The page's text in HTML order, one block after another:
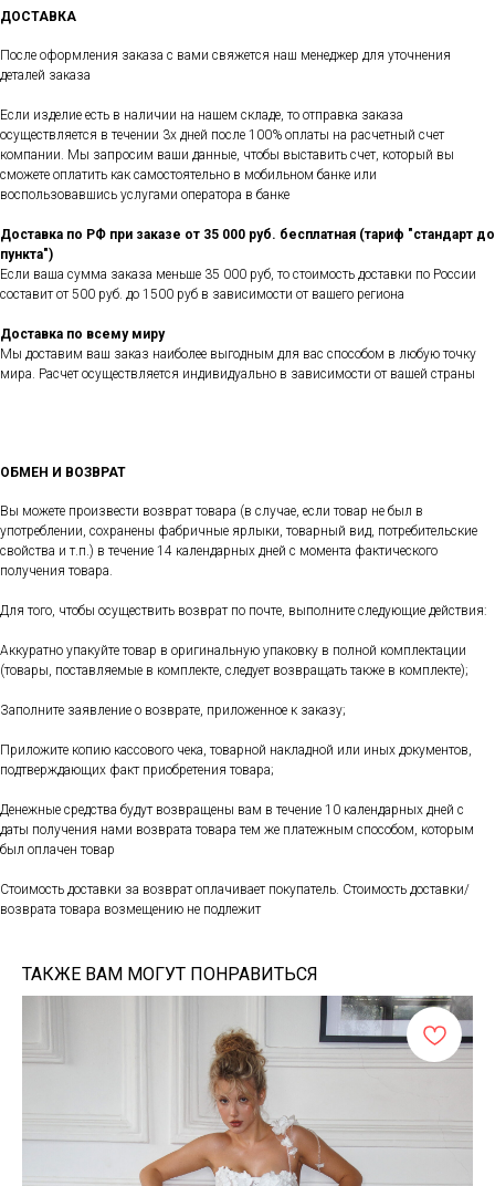
ДОСТАВКА
После оформления заказа с вами свяжется наш менеджер для уточнения
деталей заказа
Если изделие есть в наличии на нашем складе, то отправка заказа
осуществляется в течении 3х дней после 100% оплаты на расчетный счет
компании. Мы запросим ваши данные, чтобы выставить счет, который вы
сможете оплатить как самостоятельно в мобильном банке или
воспользовавшись услугами оператора в банке
Доставка по РФ при заказе от 35 000 руб. бесплатная (тариф "стандарт до
пункта")
Если ваша сумма заказа меньше 35 000 руб, то стоимость доставки по России
составит от 500 руб. до 1500 руб в зависимости от вашего региона
Доставка по всему миру
Мы доставим ваш заказ наиболее выгодным для вас способом в любую точку
мира. Расчет осуществляется индивидуально в зависимости от вашей страны
ОБМЕН И ВОЗВРАТ
Вы можете произвести возврат товара (в случае, если товар не был в
употреблении, сохранены фабричные ярлыки, товарный вид, потребительские
свойства и т.п.) в течение 14 календарных дней с момента фактического
получения товара.
Для того, чтобы осуществить возврат по почте, выполните следующие действия:
Аккуратно упакуйте товар в оригинальную упаковку в полной комплектации
(товары, поставляемые в комплекте, следует возвращать также в комплекте);
Заполните заявление о возврате, приложенное к заказу;
Приложите копию кассового чека, товарной накладной или иных документов,
подтверждающих факт приобретения товара;
Денежные средства будут возвращены вам в течение 10 календарных дней с
даты получения нами возврата товара тем же платежным способом, которым
был оплачен товар
Стоимость доставки за возврат оплачивает покупатель. Стоимость доставки/
возврата товара возмещению не подлежит
ТАКЖЕ ВАМ МОГУТ ПОНРАВИТЬСЯ